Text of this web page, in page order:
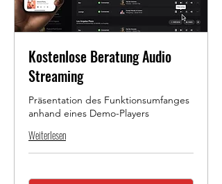
Kostenlose Beratung Audio
Streaming
Präsentation des Funktionsumfanges
anhand eines Demo-Players
Weiterlesen